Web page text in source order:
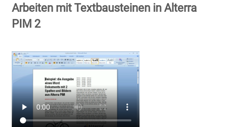
Arbeiten mit Textbausteinen in Alterra
PIM 2